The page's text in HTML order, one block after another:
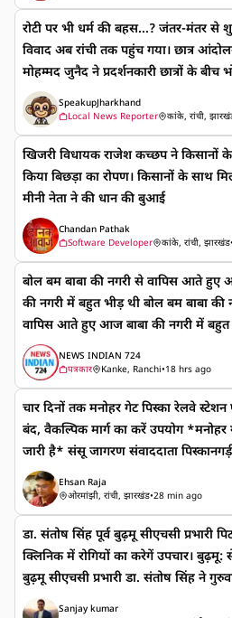
त | Inspirational Life Message शब्द
हैं, लेकिन उनका असर अमूल्य होता है। मीठे
में विश्वास और अपनापन बढ़ाते हैं, जबकि
दिलों में दूरियाँ पैदा कर सकते हैं। सोच-
अच्छे व्यक्तित्व और मजबूत रिश्तों की पहचान
स वीडियो में: 🗣️ Power of Words ❤️
ues 🤝 Better Relationships 🌿
✨ Inspirational Message 👉 ऐसे
और जागरूकता से जुड़े वीडियो के लिए
TV को Like, Share, Follow और
रें। This live stream is for
d public awareness purposes
of Words, Meethi Baat, Good
Lesson, Inspirational Hindi, Hindi
ion, Positive Thinking, Moral
tionship Advice, Inspirational
di Quotes, Motivation Video,
y, Ranchi Club TV, YouTube
ok Reels, Instagram Reels, X
rOfWords #SpeakKindly
diMotivation #Inspirational
#Relationship #PositiveThinking
tion #YouTubeShorts #Shorts
Reels #FacebookReels
रोटी पर भी धर्म की बहस...? जंतर-मंतर से शुरू हुआ
विवाद अब रांची तक पहुंच गया। छात्र
मोहम्मद जुनैद ने प्रदर्शनकारी छात्रों के बीच
रित किया, जिसके बाद सोशल मीडिया पर
तेज हो गई। लेकिन छात्रों का कहना है कि उनका संघर्ष
भर्ती प्रक्रिया, रोजगार और अपने भविष्य
कि हिंदू-मुस्लिम की राजनीति के लिए। आख़िर सवाल य
ही है—क्या हर मदद को धर्म के चश्मे से देखा
चाहिए, या ज़रूरत के समय इंसानियत सबसे
चाहिए? अपनी राय कमेंट में ज़रूर बताइए। 👇 #Ranc
hi #Jharkhand #StudentProtest
SC #RanchiNews
anity #Unity #NewsUpdate
SpeakupJharkhand
Local News Reporter
कांके, रांची,
खिजरी विधायक राजेश कच्छप ने किसानों
किया बिछड़ा का रोपण। किसानों के साथ
मीनी नेता ने की धान की बुआई
Chandan Pathak
Software Developer
कांके, रांची, झारखंड•
बोल बम बाबा की नगरी से वापिस आते हुए
की नगरी में बहुत भीड़ थी बोल बम बाबा की नगरी से
वापिस आते हुए आज बाबा की नगरी में बहुत
NEWS INDIAN 724
पत्रकार
Kanke, Ranchi•18 hrs ago
चार दिनों तक मनोहर गेट पिस्का रेलवे स्टेशन
बंद, वैकल्पिक मार्ग का करें उपयोग
जारी है* संसू जागरण संवाददाता
टोरी रेलखंड के पिस्का एवं राँची स्टेशन के बीच
पोल संख्या 431/2-3 पर फाटक संख्या RT-
गेट) में रेलवे द्वारा ट्रैक पुनर्निर्माण का
राया जा रहा है इस कार्य के कारण 6 अगस्त 2026 से 9
अगस्त 2026 तक प्रतिदिन सुबह 10:00 बजे
2:00 बजे तक उक्त रेलवे फाटक पर सड़क
पूरी तरह बाधित रहेगा* *मिली जानकारी के
Ehsan Raja
ओरमांझी, रांची, झारखंड•28 min ago
डा. संतोष सिंह पूर्व बुढ़मू सीएचसी प्रभारी पिठौरिया के
क्लिनिक में रोगियों का करेगें उपचार। बुढ़मू:
बुढ़मू सीएचसी प्रभारी डा. संतोष सिंह ने
पिठौरिया सब्जी मार्केट स्थित डा,आर.के. शर्मा
Sanjay kumar